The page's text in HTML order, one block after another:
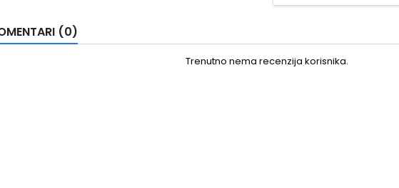
(0)
Trenutno nema recenzija korisnika.